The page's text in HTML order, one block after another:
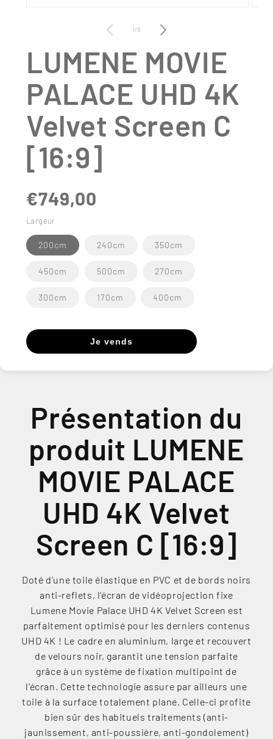
fenêtre
modale
1/de
9
LUMENE MOVIE
PALACE UHD 4K
Velvet Screen C
[16:9]
€749,00
Largeur
200cm 240cm 350cm
450cm 500cm 270cm
300cm 170cm 400cm
Je vends
Présentation du
produit LUMENE
MOVIE PALACE
UHD 4K Velvet
Screen C [16:9]
Doté d’une toile élastique en PVC et de bords noirs
anti-reflets, l’écran de vidéoprojection fixe
Lumene Movie Palace UHD 4K Velvet Screen est
parfaitement optimisé pour les derniers contenus
UHD 4K ! Le cadre en aluminium, large et recouvert
de velours noir, garantit une tension parfaite
grâce à un système de fixation multipoint de
l’écran. Cette technologie assure par ailleurs une
toile à la surface totalement plane. Celle-ci profite
bien sûr des habituels traitements (anti-
jaunissement, anti-poussière, anti-gondolement)